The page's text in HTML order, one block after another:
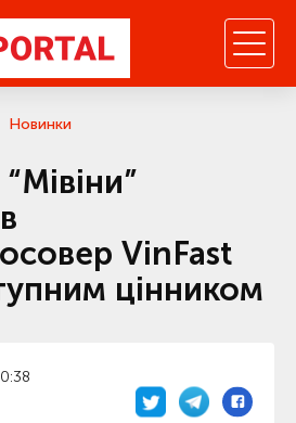
Новинки
VinFast
цінником